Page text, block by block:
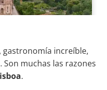
gastronomía increíble,
muchas las razones
.